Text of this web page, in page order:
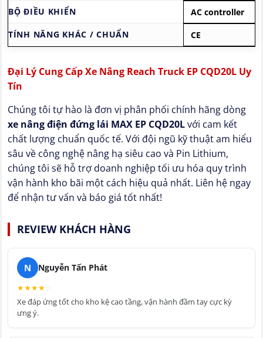
BỘ ĐIỀU KHIỂN
AC controller
TÍNH NĂNG KHÁC / CHUẨN
CE
Đại Lý Cung Cấp Xe Nâng Reach Truck EP CQD20L Uy
Tín
Chúng tôi tự hào là đơn vị phân phối chính hãng dòng
xe nâng điện đứng lái MAX EP CQD20Lvới cam kết
chất lượng chuẩn quốc tế. Với đội ngũ kỹ thuật am hiểu
sâu về công nghệ nâng hạ siêu cao và Pin Lithium,
chúng tôi sẽ hỗ trợ doanh nghiệp tối ưu hóa quy trình
vận hành kho bãi một cách hiệu quả nhất. Liên hệ ngay
để nhận tư vấn và báo giá tốt nhất!
REVIEW KHÁCH HÀNG
N
Nguyễn Tấn Phát
★★★★
Xe đáp ứng tốt cho kho kệ cao tầng, vận hành đầm tay cực kỳ
ưng ý.